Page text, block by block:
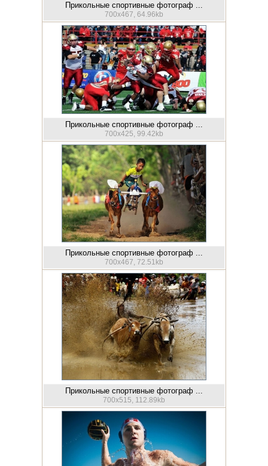
Прикольные спортивные фотограф ...
700x467, 64.96kb
Прикольные спортивные фотограф ...
700x425, 99.42kb
Прикольные спортивные фотограф ...
700x467, 72.51kb
Прикольные спортивные фотограф ...
700x515, 112.89kb